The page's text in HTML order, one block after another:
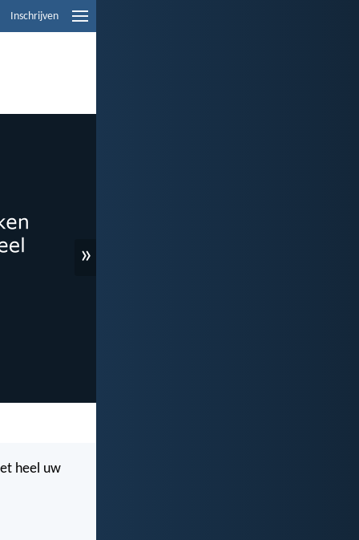
Inschrijven
»
heel uw